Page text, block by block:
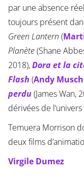
par une absence
toujours présent
Green Lantern (
Planète(Shane
2018),Dora et la
Flash (Andy
perdu(James Wan,
dérivées de l’univers
Temuera Morrison
deux films
Virgile Dumez